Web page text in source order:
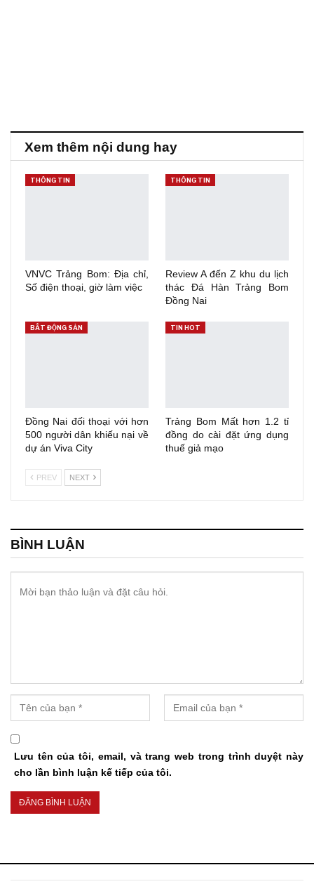
Xem thêm nội dung hay
THÔNG TIN
VNVC Trảng Bom: Địa chỉ,
Số điện thoại, giờ làm việc
THÔNG TIN
Review A đến Z khu du lịch
thác Đá Hàn Trảng Bom
Đồng Nai
BẤT ĐỘNG SẢN
Đồng Nai đối thoại với hơn
500 người dân khiếu nại về
dự án Viva City
TIN HOT
Trảng Bom Mất hơn 1.2 tỉ
đồng do cài đặt ứng dụng
thuế giả mạo
PREV NEXT
BÌNH LUẬN
Lưu tên của tôi, email, và trang web trong trình duyệt này
cho lần bình luận kế tiếp của tôi.